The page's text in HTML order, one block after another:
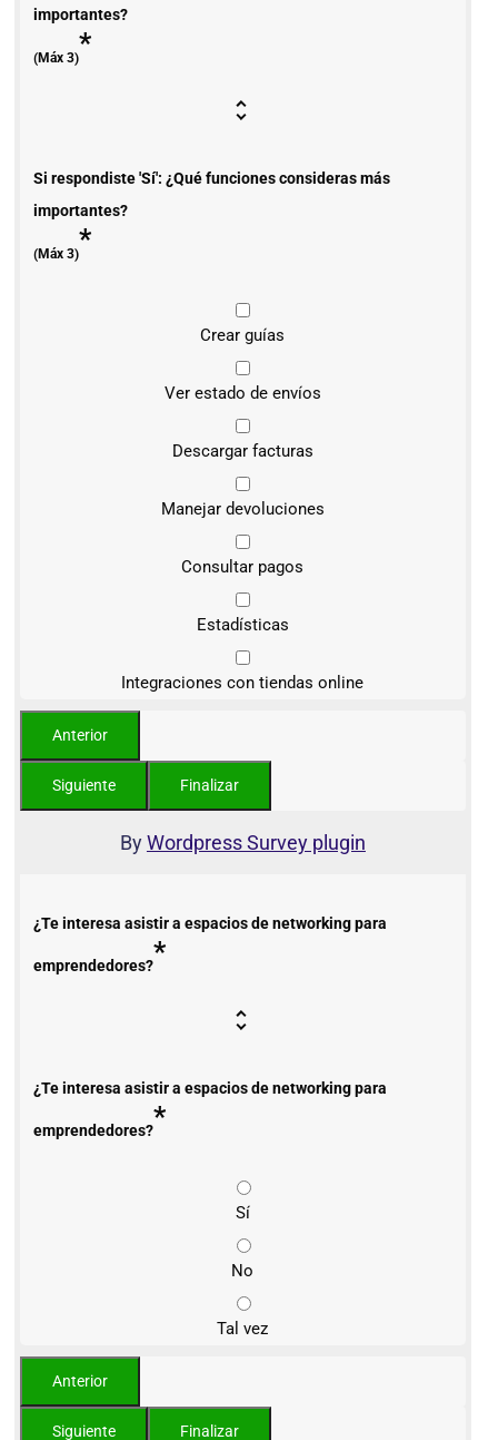
importantes?
(Máx 3)*
Si respondiste 'Sí': ¿Qué funciones consideras más
importantes?
(Máx 3)*
Crear guías
Ver estado de envíos
Descargar facturas
Manejar devoluciones
Consultar pagos
Estadísticas
Integraciones con tiendas online
ByWordpress Survey plugin
¿Te interesa asistir a espacios de networking para
emprendedores?*
¿Te interesa asistir a espacios de networking para
emprendedores?*
Sí
No
Tal vez